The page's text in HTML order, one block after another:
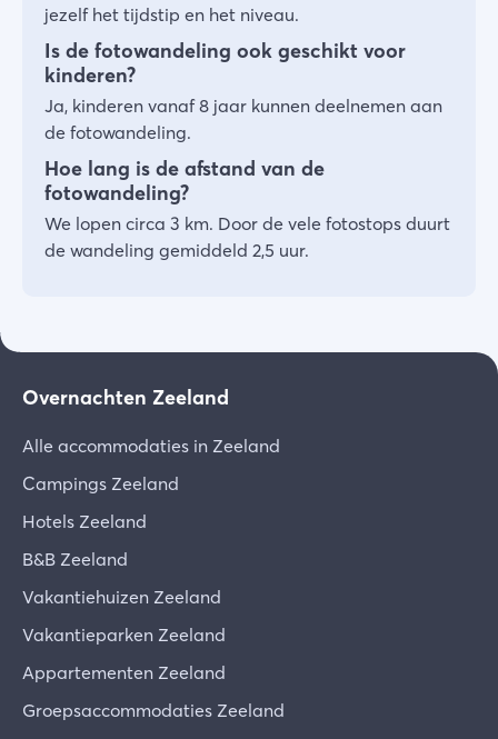
jezelf het tijdstip en het niveau.
Is de fotowandeling ook geschikt voor
kinderen?
Ja, kinderen vanaf 8 jaar kunnen deelnemen aan
de fotowandeling.
Hoe lang is de afstand van de
fotowandeling?
We lopen circa 3 km. Door de vele fotostops duurt
de wandeling gemiddeld 2,5 uur.
Overnachten Zeeland
Alle accommodaties in Zeeland
Campings Zeeland
Hotels Zeeland
B&B Zeeland
Vakantiehuizen Zeeland
Vakantieparken Zeeland
Appartementen Zeeland
Groepsaccommodaties Zeeland